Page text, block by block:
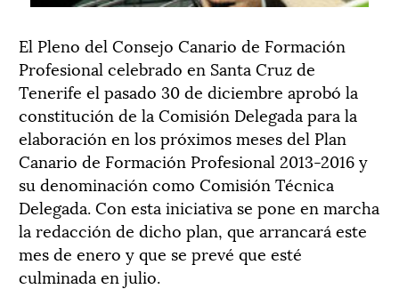
El Pleno del Consejo Canario de Formación
Profesional celebrado en Santa Cruz de
Tenerife el pasado 30 de diciembre aprobó la
constitución de la Comisión Delegada para la
elaboración en los próximos meses del Plan
Canario de Formación Profesional 2013-2016 y
su denominación como Comisión Técnica
Delegada. Con esta iniciativa se pone en marcha
la redacción de dicho plan, que arrancará este
mes de enero y que se prevé que esté
culminada en julio.